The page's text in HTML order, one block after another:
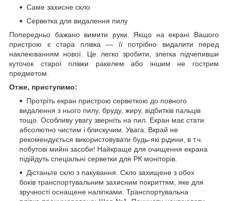
Саме захисне скло
Серветка для видалення пилу
Попередньо бажано вимити руки. Якщо на екрані Вашого
пристрою є стара плівка ― її потрібно видалити перед
наклеюванням нової. Це легко зробити, злегка підчепивши
куточок старої плівки ракелем або іншим не гострим
предметом.
Отже, приступимо:
Протріть екран пристрою серветкою до повного
видалення з нього пилу, бруду, жиру, відбитків пальців
тощо. Особливу увагу зверніть на пил. Екран має стати
абсолютно чистим і блискучим. Увага: Вкрай не
рекомендується використовувати будь-які рідини, в т.ч.
побутові мийні засоби! Найкраще для очищення екрана
підійдуть спеціальні серветки для РК моніторів.
Дістаньте скло з пакування. Скло захищене з обох
боків транспортувальним захисним покриттям, яке для
зручності оснащене наліпками. Транспортувальна